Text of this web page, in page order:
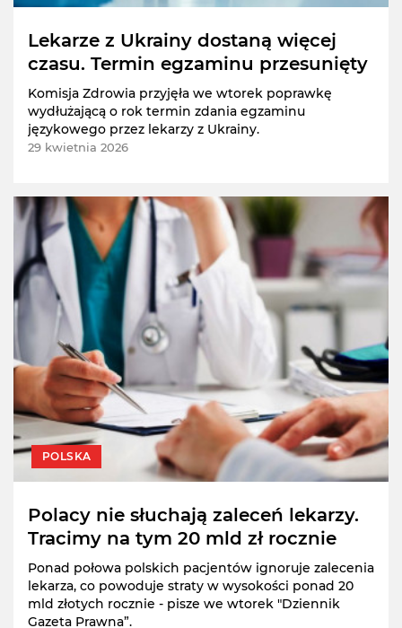
Lekarze z Ukrainy dostaną więcej
czasu. Termin egzaminu przesunięty
Komisja Zdrowia przyjęła we wtorek poprawkę
wydłużającą o rok termin zdania egzaminu
językowego przez lekarzy z Ukrainy.
29 kwietnia 2026
POLSKA
Polacy nie słuchają zaleceń lekarzy.
Tracimy na tym 20 mld zł rocznie
Ponad połowa polskich pacjentów ignoruje zalecenia
lekarza, co powoduje straty w wysokości ponad 20
mld złotych rocznie - pisze we wtorek "Dziennik
Gazeta Prawna”.